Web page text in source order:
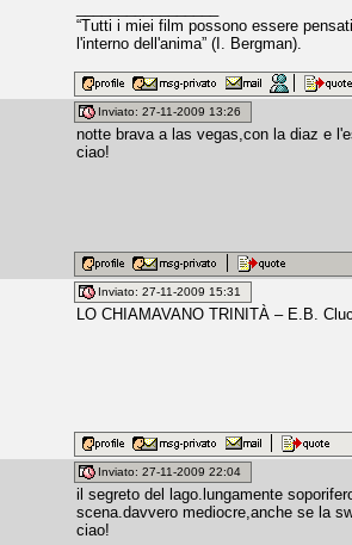
“Tutti i miei film possono essere
l'interno dell'anima” (I. Bergman).
Inviato: 27-11-2009 13:26
notte brava a las vegas,con la diaz e
ciao!
Inviato: 27-11-2009 15:31
LO CHIAMAVANO TRINITÀ – E.B.
Inviato: 27-11-2009 22:04
il segreto del lago.lungamente
scena.davvero mediocre,anche se la
ciao!